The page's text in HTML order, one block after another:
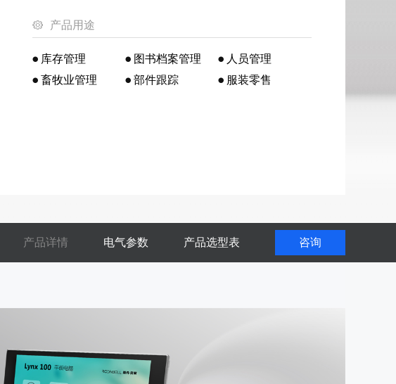
产品用途
库存管理 图书档案管理
人员管理
畜牧业管理
部件跟踪 服装零售
产品详情 电气参数 产品选型表 咨询